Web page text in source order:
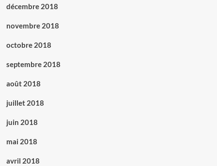
décembre 2018
novembre 2018
octobre 2018
septembre 2018
août 2018
juillet 2018
juin 2018
mai 2018
avril 2018